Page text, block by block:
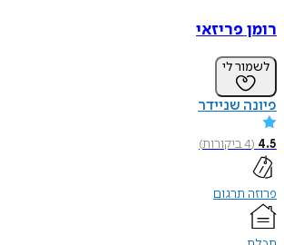
רומן פריזאי
לשמור לי
פיונה שניידר
4.5
(
4ביקורות)
פרוזה תרגום